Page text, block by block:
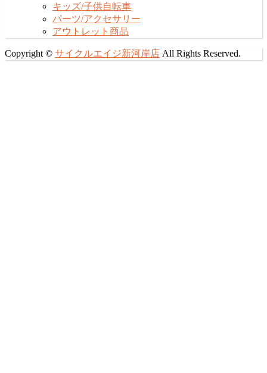
キッズ/子供自転車
パーツ/アクセサリー
アウトレット商品
Copyright © サイクルエイジ新河岸店 All Rights Reserved.